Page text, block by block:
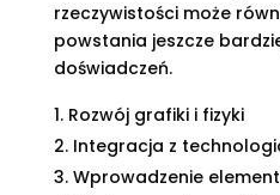
rzeczywistości może
powstania jeszcze
doświadczeń.
Rozwój grafiki i fizyki
Integracja z
Wprowadzenie